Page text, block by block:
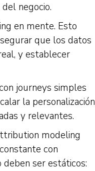
negocio.
en mente. Esto
que los datos
y establecer
journeys simples
la personalización
y relevantes.
modeling
con
ser estáticos: